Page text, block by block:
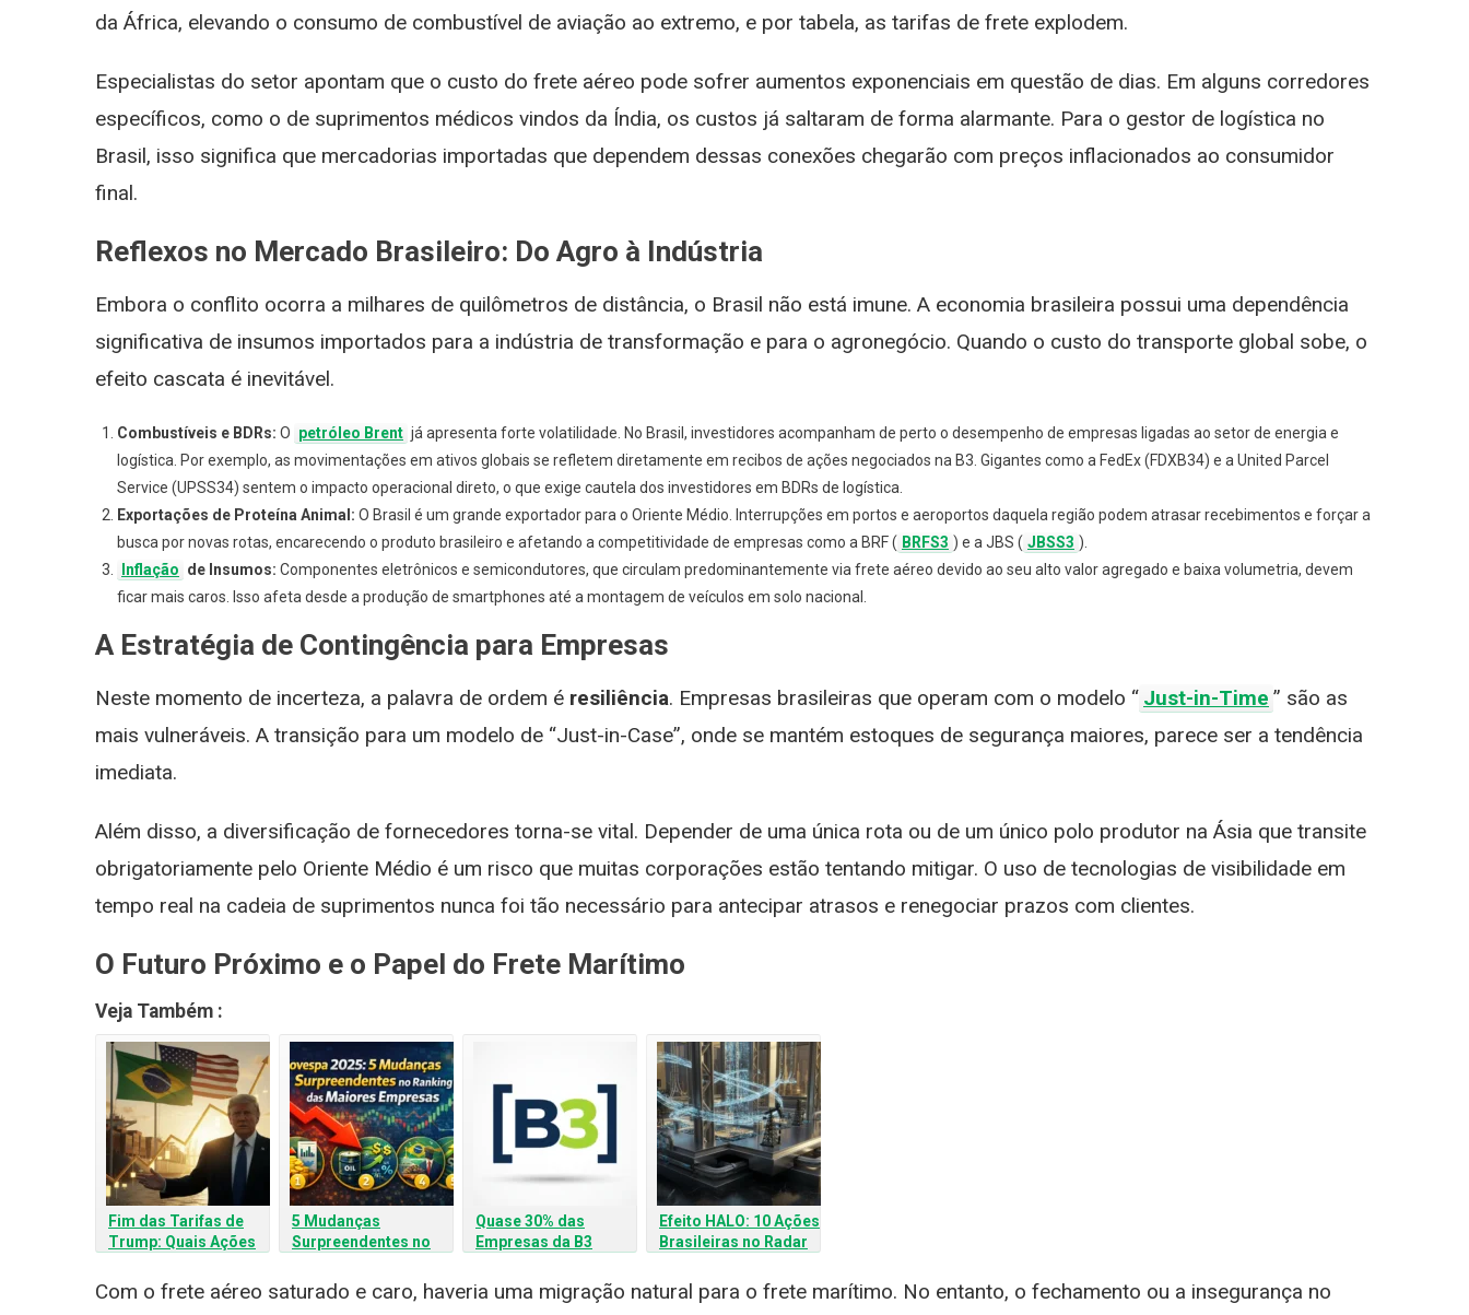
da África, elevando o consumo de combustível de aviação ao extremo, e por tabela, as tarifas de frete explodem.
Especialistas do setor apontam que o custo do frete aéreo pode sofrer aumentos exponenciais em questão de dias. Em alguns corredores
específicos, como o de suprimentos médicos vindos da Índia, os custos já saltaram de forma alarmante. Para o gestor de logística no
Brasil, isso significa que mercadorias importadas que dependem dessas conexões chegarão com preços inflacionados ao consumidor
final.
Reflexos no Mercado Brasileiro: Do Agro à Indústria
Embora o conflito ocorra a milhares de quilômetros de distância, o Brasil não está imune. A economia brasileira possui uma dependência
significativa de insumos importados para a indústria de transformação e para o agronegócio. Quando o custo do transporte global sobe, o
efeito cascata é inevitável.
Combustíveis e BDRs: O petróleo Brent já apresenta forte volatilidade. No Brasil, investidores acompanham de perto o desempenho de empresas ligadas ao setor de energia e
logística. Por exemplo, as movimentações em ativos globais se refletem diretamente em recibos de ações negociados na B3. Gigantes como a FedEx (FDXB34) e a United Parcel
Service (UPSS34) sentem o impacto operacional direto, o que exige cautela dos investidores em BDRs de logística.
Exportações de Proteína Animal: O Brasil é um grande exportador para o Oriente Médio. Interrupções em portos e aeroportos daquela região podem atrasar recebimentos e forçar a
busca por novas rotas, encarecendo o produto brasileiro e afetando a competitividade de empresas como a BRF ( BRFS3 ) e a JBS ( JBSS3 ).
Inflação de Insumos: Componentes eletrônicos e semicondutores, que circulam predominantemente via frete aéreo devido ao seu alto valor agregado e baixa volumetria, devem
ficar mais caros. Isso afeta desde a produção de smartphones até a montagem de veículos em solo nacional.
A Estratégia de Contingência para Empresas
Neste momento de incerteza, a palavra de ordem é resiliência. Empresas brasileiras que operam com o modelo “ Just-in-Time ” são as
mais vulneráveis. A transição para um modelo de “Just-in-Case”, onde se mantém estoques de segurança maiores, parece ser a tendência
imediata.
Além disso, a diversificação de fornecedores torna-se vital. Depender de uma única rota ou de um único polo produtor na Ásia que transite
obrigatoriamente pelo Oriente Médio é um risco que muitas corporações estão tentando mitigar. O uso de tecnologias de visibilidade em
tempo real na cadeia de suprimentos nunca foi tão necessário para antecipar atrasos e renegociar prazos com clientes.
O Futuro Próximo e o Papel do Frete Marítimo
Veja Também :
Fim das Tarifas de
Trump: Quais Ações
Disparar?
5 Mudanças
Surpreendentes no
Empresas da B3
Quase 30% das
Empresas da B3
Prejuízo: Veja a Lista
e Como Investir
Efeito HALO: 10 Ações
Brasileiras no Radar
Com o frete aéreo saturado e caro, haveria uma migração natural para o frete marítimo. No entanto, o fechamento ou a insegurança no